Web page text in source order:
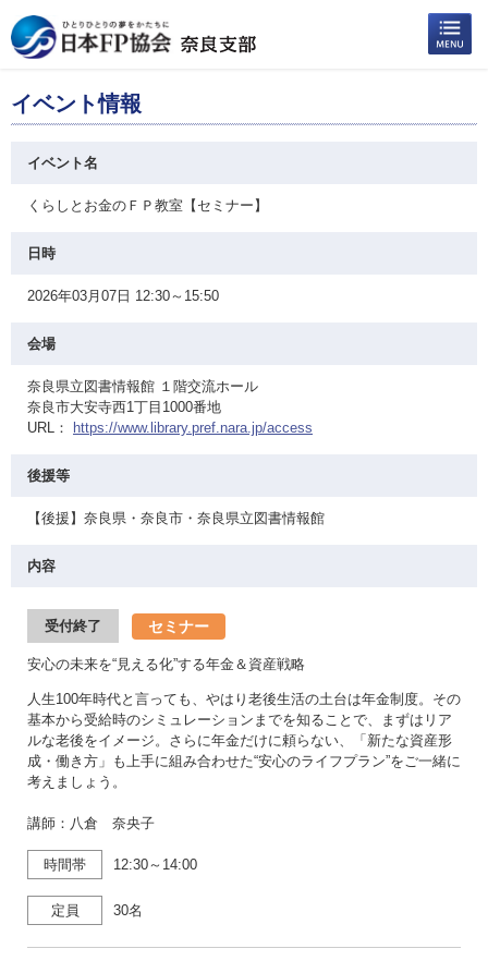
イベント情報
イベント名
くらしとお金のＦＰ教室【セミナー】
日時
2026年03月07日 12:30～15:50
会場
奈良県立図書情報館 １階交流ホール
奈良市大安寺西1丁目1000番地
URL：
https://www.library.pref.nara.jp/access
後援等
【後援】奈良県・奈良市・奈良県立図書情報館
内容
受付終了 セミナー
安心の未来を“見える化”する年金＆資産戦略
人生100年時代と言っても、やはり老後生活の土台は年金制度。その
基本から受給時のシミュレーションまでを知ることで、まずはリア
ルな老後をイメージ。さらに年金だけに頼らない、「新たな資産形
成・働き方」も上手に組み合わせた“安心のライフプラン”をご一緒に
考えましょう。
講師：八倉 奈央子
時間帯 12:30～14:00
定員 30名